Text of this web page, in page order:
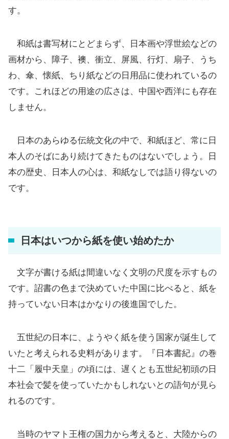
す。
和紙は書写材にとどまらず、日本画や浮世絵などの
画材から、障子、襖、衝立、屏風、行灯、扇子、うち
わ、傘、懐紙、ちり紙などの日用品に使われているの
です。これほどの用途の広さは、中国や西洋にも存在
しません。
日本のあらゆる伝統文化の中で、和紙ほど、常に日
本人のそばにあり続けてきたものはないでしょう。日
本の歴史、日本人の心は、和紙なしでは語り得ないの
です。
日本はいつから紙を使い始めたか
文字が書ける紙は間違いなく文明の尺度を示すもの
です。詔書の色まで決めていた中国に比べると、紙を
持っていない日本はかなりの後進国でした。
五世紀の日本に、ようやく紙を使う国家が誕生して
いたと考えられる史料があります。『日本書紀』の巻
十二「履中天皇」の頃には、遅くとも五世紀初頭の日
本社会で髪を使っていたかもしれないとの語句が見ら
れるのです。
当時のヤマト王権の国力から考えると、大陸からの